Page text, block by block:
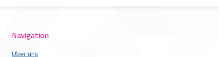
Navigation
Über uns